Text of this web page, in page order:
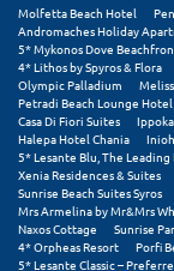
Πειραιάς
Πελοπόννησος
Πήλιο
Πιερία
Πλαταμώνας
Molfetta Beach Hotel
Andromaches Holiday
5* Mykonos Dove
4* Lithos by Spyros & Flora
Olympic Palladium
Petradi Beach Lounge Hotel
Casa Di Fiori Suites
Halepa Hotel Chania
5* Lesante Blu, The
Xenia Residences & Suites
Sunrise Beach Suites Syros
Mrs Armelina by Mr&Mrs
Naxos Cottage
Sunrise
4* Orpheas Resort
Porfi
5* Lesante Classic –